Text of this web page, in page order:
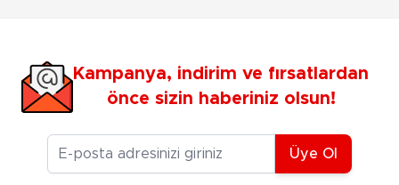
Kampanya, indirim ve fırsatlardan
önce sizin haberiniz olsun!
E-posta Adresiniz
Üye Ol